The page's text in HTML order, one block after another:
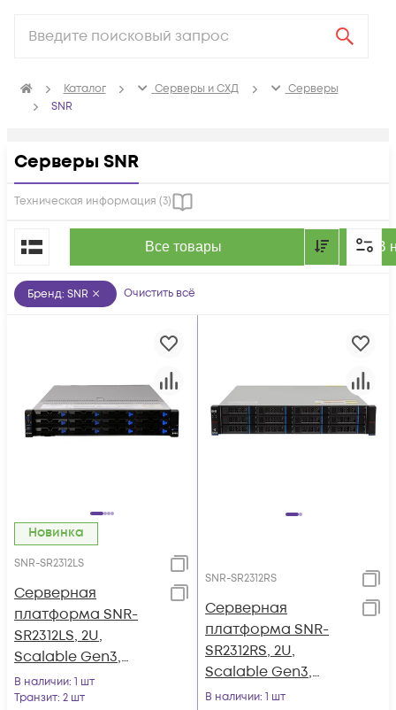
Каталог Серверы и СХД
Серверы
SNR
Серверы SNR
Техническая информация (3)
Все товары В
По популярности
Бренд: SNR Очистить всё
Новинка
SNR-SR2312LS
Серверная
платформа SNR-
SR2312LS, 2U,
Scalable Gen3,
DDR4, 12xHDD,
резервируемый БП
В наличии: 1 шт
Транзит: 2 шт
SNR-SR2312RS
Серверная
платформа SNR-
SR2312RS, 2U,
Scalable Gen3,
DDR4, 12xHDD,
В наличии: 1 шт